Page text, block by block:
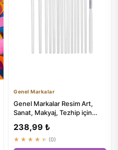
Genel Markalar
Genel Markalar Resim Art,
Sanat, Makyaj, Tezhip için
238,99 ₺
★★★★★ (0)